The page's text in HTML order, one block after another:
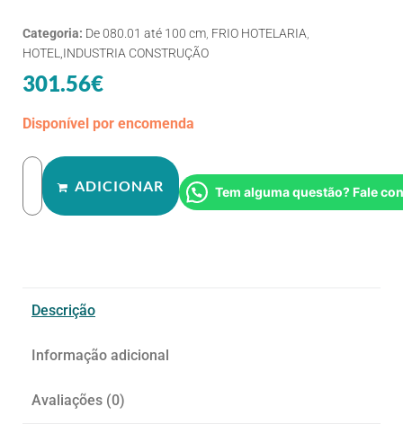
Categoria: De 080.01 até 100 cm FRIO HOTELARIA
HOTEL,INDUSTRIA CONSTRUÇÃO
301.56€
Disponível por encomenda
ADICIONAR Tem alguma questão? Fale
Descrição
Informação adicional
Avaliações (0)